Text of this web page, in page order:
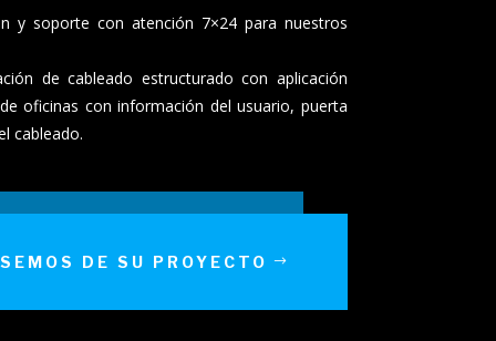
y soporte con atención 7×24 para nuestros
de cableado estructurado con aplicación
oficinas con información del usuario, puerta
cableado.
DE SU PROYECTO